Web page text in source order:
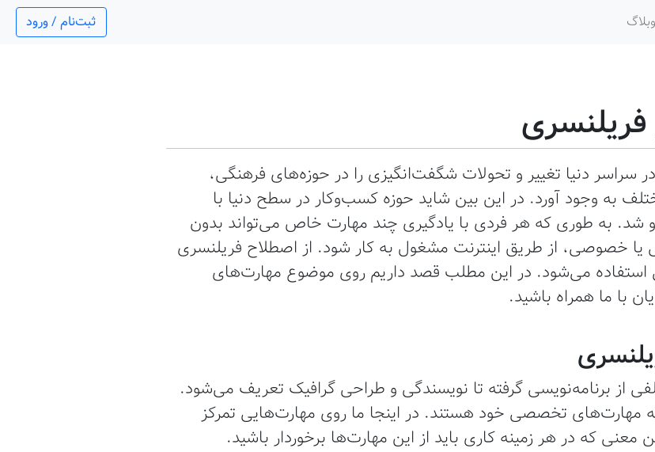
وبلاگ
ثبت‌نام / ورود
سراسر دنیا تغییر و تحولات شگفت‌انگیزی را در حوزه‌های فرهنگی،
به وجود آورد. در این بین شاید حوزه کسب‌وکار در سطح دنیا با
شد. به طوری که هر فردی با یادگیری چند مهارت خاص می‌تواند بدون
یا خصوصی، از طریق اینترنت مشغول به کار شود. از اصطلاح فریلنسری
استفاده می‌شود. در این مطلب قصد داریم روی موضوع مهارت‌های
با ما همراه باشید.
از برنامه‌نویسی گرفته تا نویسندگی و طراحی گرافیک تعریف می‌شود.
مهارت‌های تخصصی خود هستند. در اینجا ما روی مهارت‌هایی تمرکز
که در هر زمینه کاری باید از این مهارت‌ها برخوردار باشید.